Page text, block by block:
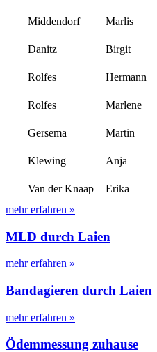
Middendorf
Marlis
Danitz
Birgit
Rolfes
Hermann
Rolfes
Marlene
Gersema
Martin
Klewing
Anja
Van der Knaap
Erika
mehr erfahren »
MLD durch Laien
mehr erfahren »
Bandagieren durch Laien
mehr erfahren »
Ödemmessung zuhause